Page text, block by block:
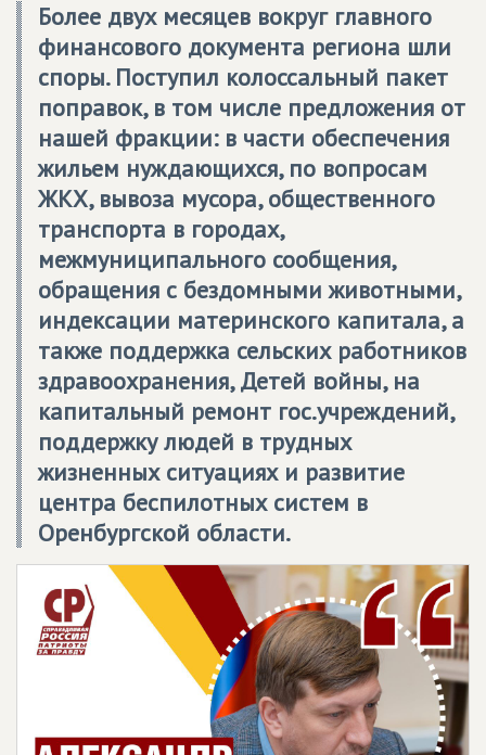
Более двух месяцев вокруг главного
финансового документа региона шли
споры. Поступил колоссальный пакет
поправок, в том числе предложения от
нашей фракции: в части обеспечения
жильем нуждающихся, по вопросам
ЖКХ, вывоза мусора, общественного
транспорта в городах,
межмуниципального сообщения,
обращения с бездомными животными,
индексации материнского капитала, а
также поддержка сельских работников
здравоохранения, Детей войны, на
капитальный ремонт гос.учреждений,
поддержку людей в трудных
жизненных ситуациях и развитие
центра беспилотных систем в
Оренбургской области.